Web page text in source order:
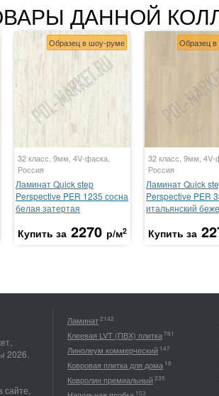
ДАННОЙ
Образец в шоу-руме
32 класс, 9мм, 4V-фаска,
Россия
Ламинат Quick step
Perspective PER 1235 сосна
белая затертая
Купить за 2270 р/м2
Образец
32 класс, 9мм, 4V-
Россия
Ламинат Quick
Perspective PER
итальянский
Купить за
2026.
Ламинат2142
Клеевая LVT (ПВХ) плитка781
Линолеум коммерческий 147
Ковровая плитка для дома 18
Ковролин премиальный235
153